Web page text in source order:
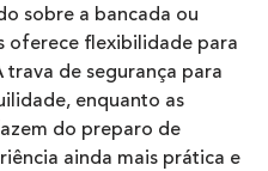
sobre a bancada ou
oferece flexibilidade para
trava de segurança para
enquanto as
do preparo de
ainda mais prática e